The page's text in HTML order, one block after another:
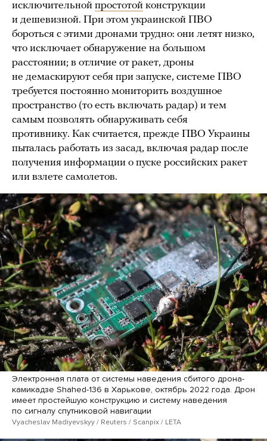
исключительной простотой конструкции
и дешевизной. При этом украинской ПВО
бороться с этими дронами трудно: они летят низко,
что исключает обнаружение на большом
расстоянии; в отличие от ракет, дроны
не демаскируют себя при запуске, системе ПВО
требуется постоянно мониторить воздушное
пространство (то есть включать радар) и тем
самым позволять обнаруживать себя
противнику. Как считается, прежде ПВО Украины
пыталась работать из засад, включая радар после
получения информации о пуске российских ракет
или взлете самолетов.
Электронная плата от системы наведения сбитого дрона-
камикадзе Shahed-136 в Харькове, октябрь 2022 года. Дрон
имеет простейшую конструкцию и систему наведения
по сигналу спутниковой навигации
Vyacheslav Madiyevskyy / Reuters / Scanpix / LETA